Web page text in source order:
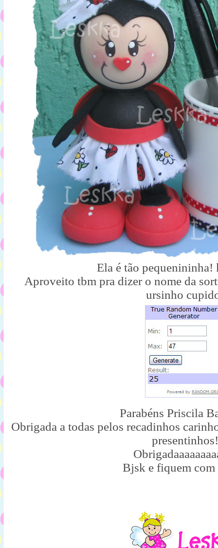
Ela é tão
Aproveito tbm pra dizer o nome da
ursinho
Parabéns Priscila
Obrigada a todas pelos recadinhos
presentinhos!
Bjsk e fiquem com